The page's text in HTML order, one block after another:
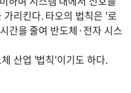
리킨다. 타오의 법칙은 '로
간을 줄여 반도체·전자 시스
산업 '법칙'이기도 하다.